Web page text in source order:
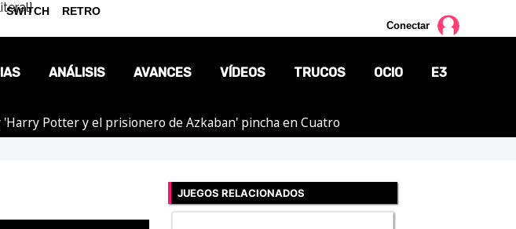
Conectar
ANÁLISIS AVANCES VÍDEOS TRUCOS OCIO E3
Potter y el prisionero de Azkaban' pincha en Cuatro
JUEGOS RELACIONADOS
SWITCH RETRO